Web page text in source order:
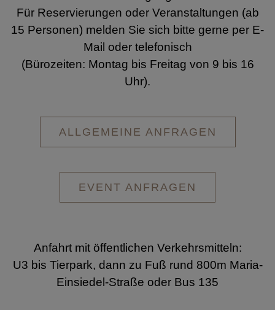
Für Reservierungen oder Veranstaltungen (ab
15 Personen) melden Sie sich bitte gerne per E-
Mail oder telefonisch
(Bürozeiten: Montag bis Freitag von 9 bis 16
Uhr).
ALLGEMEINE ANFRAGEN
EVENT ANFRAGEN
Anfahrt mit öffentlichen Verkehrsmitteln:
U3 bis Tierpark, dann zu Fuß rund 800m Maria-
Einsiedel-Straße oder Bus 135